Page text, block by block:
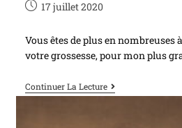
17 juillet 2020
Vous êtes de plus en nombreuses
votre grossesse, pour mon plus
Continuer La Lecture